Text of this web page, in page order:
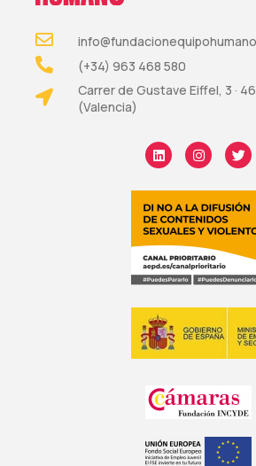
(+34) 963 468 580
Carrer de Gustave Eiffel, 3 ·
(Valencia)